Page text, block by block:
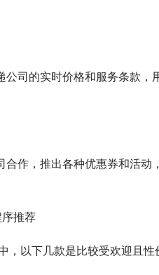
推荐
，以下几款是比较受欢迎且性